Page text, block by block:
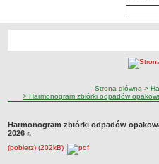
Przedmiot działalności wg. PKD
Godziny urzędowania
WŁADZE I STRUKTURA
Organy Spółki i ich kompetencje
ścieżka nawigacji
Strona główna >
> Harmonogram zbiórki odpadów
Harmonogram zbiórki odpadów
2026 r.
(pobierz) (202kB)